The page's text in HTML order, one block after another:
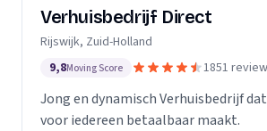
Verhuisbedrijf Direct
Rijswijk, Zuid-Holland
9,8Moving Score 1851
Jong en dynamisch Verhuisbedrijf
voor iedereen betaalbaar maakt.